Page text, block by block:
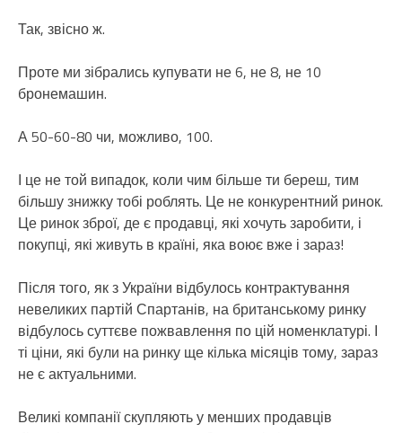
Так, звісно ж.
Проте ми зібрались купувати не 6, не 8, не 10
бронемашин.
А 50-60-80 чи, можливо, 100.
І це не той випадок, коли чим більше ти береш, тим
більшу знижку тобі роблять. Це не конкурентний ринок.
Це ринок зброї, де є продавці, які хочуть заробити, і
покупці, які живуть в країні, яка воює вже і зараз!
Після того, як з України відбулось контрактування
невеликих партій Спартанів, на британському ринку
відбулось суттєве пожвавлення по цій номенклатурі. І
ті ціни, які були на ринку ще кілька місяців тому, зараз
не є актуальними.
Великі компанії скупляють у менших продавців